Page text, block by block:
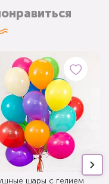
шары с гелием